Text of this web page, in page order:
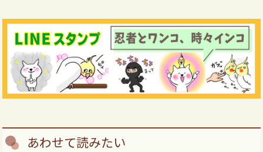
あわせて読みたい